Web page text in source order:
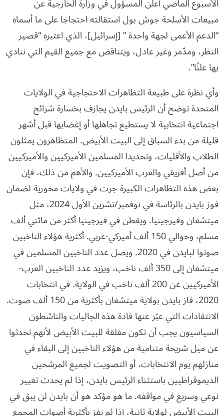
مبيعات الأسلحة جوش بول استقالته احتجاجا على ما أسماه
“الدعم الأعمى لجهة واحدة ” [إسرائيل]، الذي اعتبره “قصير
النظر، ومدّمر وغير عادل، ويتناقض مع جميع القيم التي ننادي
بها علنًا”.
وأي نظرة على طبيعة التظاهرات الاحتجاجية في الولايات
المتحدة توضح أن الرئيس بايدن يجازف بخسارة شرائح
اجتماعية انتخابية لا يستطيع تجاهلها أو إغضابها قبل أشهر
قليلة من بدء السباق إلى البيت الأبيض. المتظاهرون يمثلون
الطلاب والأقليات، وتحديدا المسلمين الأميركيين والأميركيين
من أصل أفريقي والعرب الأميركيين. والأهم من ذلك، فإن
بعض هذه التظاهرات الكبيرة جرت في ولايات محورية لضمان
فوز بايدن بالرئاسة في نوفمبر/تشرين الأول 2024، مثل
ميتشغان وفيرجينيا. ويقطن في فيرجينيا أكثر من مائتي ألف
مسلم، وحوالي 150 ألف أميركي-عربي. أكثرية هؤلاء الناخبين
صوتوا لبايدن في 2020. ويصل عدد الناخبين المسلمين في
ميتشغان إلى 350 ألف ناخب، ويزيد عدد الناخبين العرب-
الأميركيين عن 200 ألف ناخب في الولاية. في انتخابات
2020، فاز بايدن بولاية ميتشغان بأكثرية من 150 ألف صوت.
الانتقادات التي عبّر عنها قادة هذه الجاليات والناشطون
السياسيون يجب أن تكون مقلقة للبيت الأبيض لأنهم تحدثوا
عن ميل شريحة متنامية من هؤلاء الناخبين إلى البقاء في
منازلهم يوم الانتخابات، أو التصويت لجميع المرشحين
الديموقراطيين باستثناء الرئيس بايدن، إذا لم يحدث تغيير
نوعي وسريع في مواقفه. ما هو مؤكد هو أن بايدن لن يبق في
البيت الأبيض لولاية ثانية، إذا لم يفز بأكثرية أصوات المجمع